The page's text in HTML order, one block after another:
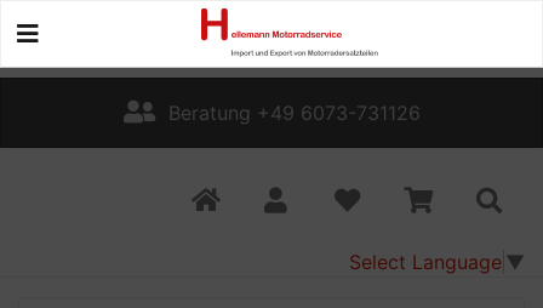
Beratung +49 6073-731126
Select Language ▼